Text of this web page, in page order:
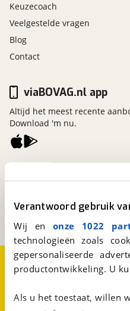
Verantwoord gebruik
Wij en onze 1022
technologieën zoals
gepersonaliseerde
productontwikkeling. U
Als u het toestaat, willen
Keuzecoach
Veelgestelde vragen
Blog
Contact
Een initiatief van
viaBOVAG.nl app
Altijd het meest recente
Download 'm nu.
Over viaBOVAG.nlDisclaimer-
CookievoorkeurenVacatures